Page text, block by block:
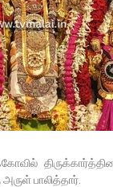
பாலித்தார்.